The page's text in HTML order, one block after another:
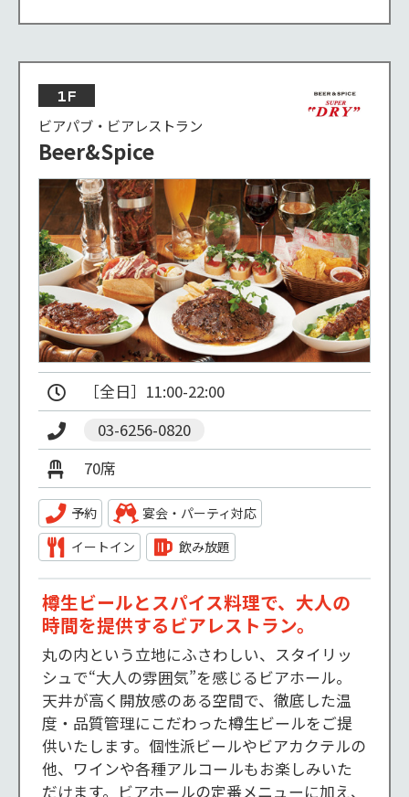
1F
ビアパブ・ビアレストラン
Beer&Spice
03-6256-0820
70席
予約
宴会・パーティ対応
イートイン
飲み放題
樽生ビールとスパイス料理で、大人の
時間を提供するビアレストラン。
丸の内という立地にふさわしい、スタイリッ
シュで“大人の雰囲気”を感じるビアホール。
天井が高く開放感のある空間で、徹底した温
度・品質管理にこだわった樽生ビールをご提
供いたします。個性派ビールやビアカクテルの
他、ワインや各種アルコールもお楽しみいた
だけます。ビアホールの定番メニューに加え、